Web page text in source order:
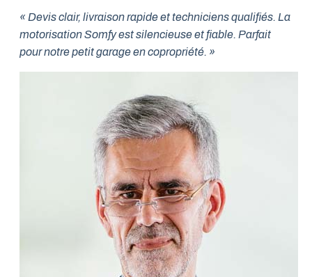
« Devis clair, livraison rapide et techniciens qualifiés. La
motorisation Somfy est silencieuse et fiable. Parfait
pour notre petit garage en copropriété. »